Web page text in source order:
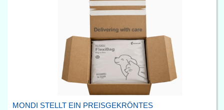
MONDI STELLT EIN PREISGEKRÖNTES